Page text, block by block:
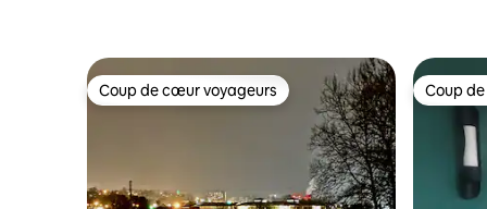
Coup de cœur voyageurs
Coup de cœur voyageurs Coup
Coup